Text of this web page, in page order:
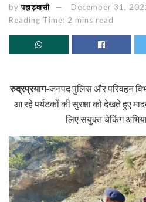
by पहाड़वासी
December 31,
Reading Time: 2 mins read
रुद्रप्रयाग-जनपद पुलिस और परिवहन
आ रहे पर्यटकों की सुरक्षा को देखते हुए
लिए सयुक्त चेकिंग